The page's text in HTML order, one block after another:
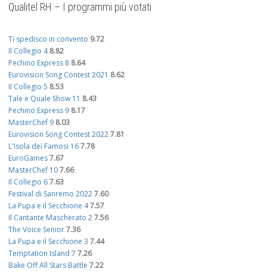
Qualitel RH – I programmi più votati
Ti spedisco in convento 9.72
Il Collegio 4 8.82
Pechino Express 8 8.64
Eurovision Song Contest 2021 8.62
Il Collegio 5 8.53
Tale e Quale Show 11 8.43
Pechino Express 9 8.17
MasterChef 9 8.03
Eurovision Song Contest 20227.81
L'Isola dei Famosi 167.78
EuroGames7.67
MasterChef 107.66
Il Collegio 67.63
Festival di Sanremo 20227.60
La Pupa e il Secchione 47.57
Il Cantante Mascherato 27.56
The Voice Senior7.36
La Pupa e il Secchione 3 7.44
Temptation Island 7 7.26
Bake Off All Stars Battle 7.22